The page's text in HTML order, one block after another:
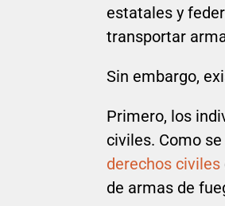
estatales y
transportar
Sin embargo,
Primero, los
civiles. Como
derechos civiles
de armas de